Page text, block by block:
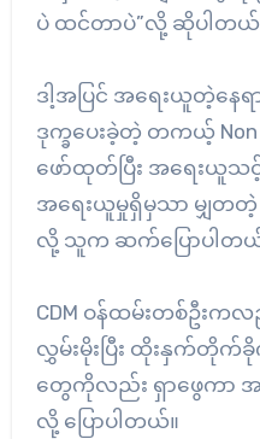
ပဲ ထင်တာပဲ”လို့ ဆိုပါတယ်
ဒါ့အပြင် အရေးယူတဲ့န
ဒုက္ခပေးခဲ့တဲ့ တကယ့် Non
ဖော်ထုတ်ပြီး အရေးယူ
အရေးယူမှုရှိမှသာ မျှတတဲ့
လို့ သူက ဆက်ပြောပါတ
CDM ဝန်ထမ်းတစ်ဦးက
လွှမ်းမိုးပြီး ထိုးနှက်တိုက်ခို
တွေကိုလည်း ရှာဖွေကာ
လို့ ပြောပါတယ်။